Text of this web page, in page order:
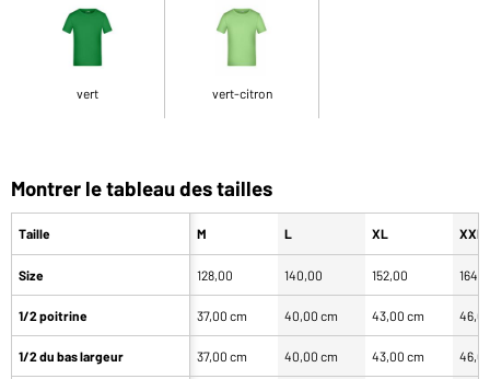
vert vert-citron
Montrer le tableau des tailles
Taille
Size
1/2 poitrine
1/2 du bas largeur
M L XL XXL
128,00 140,00 152,00
37,00 cm 40,00 cm 43,00 cm
37,00 cm 40,00 cm 43,00 cm